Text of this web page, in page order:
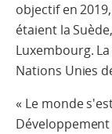
objectif en
étaient la
Luxembourg.
Nations Unies
« Le monde